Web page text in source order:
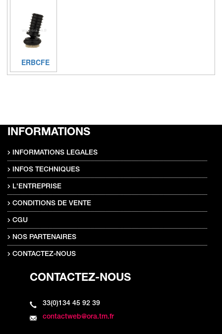
ERBCFE
INFORMATIONS
INFORMATIONS LEGALES
INFOS TECHNIQUES
L'ENTREPRISE
CONDITIONS DE VENTE
CGU
NOS PARTENAIRES
CONTACTEZ-NOUS
CONTACTEZ-NOUS
33(0)134 45 92 39
contactweb@ora.tm.fr